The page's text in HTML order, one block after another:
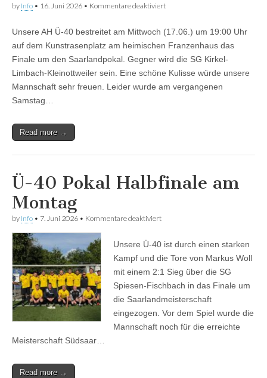
by Info • 16. Juni 2026 • Kommentare deaktiviertfür
am
Mittwoch
Unsere AH Ü-40 bestreitet am Mittwoch (17.06.) um 19:00 Uhr
auf dem Kunstrasenplatz am heimischen Franzenhaus das
Finale um den Saarlandpokal. Gegner wird die SG Kirkel-
Limbach-Kleinottweiler sein. Eine schöne Kulisse würde unsere
Mannschaft sehr freuen. Leider wurde am vergangenen
Samstag…
Read more →
Ü-40 Pokal Halbfinale am
Montag
by Info • 7. Juni 2026 • Kommentare deaktiviertfür
Halbfinale
am
Unsere Ü-40 ist durch einen starken
Kampf und die Tore von Markus Woll
mit einem 2:1 Sieg über die SG
Spiesen-Fischbach in das Finale um
die Saarlandmeisterschaft
eingezogen. Vor dem Spiel wurde die
Mannschaft noch für die erreichte
Meisterschaft Südsaar…
Read more →